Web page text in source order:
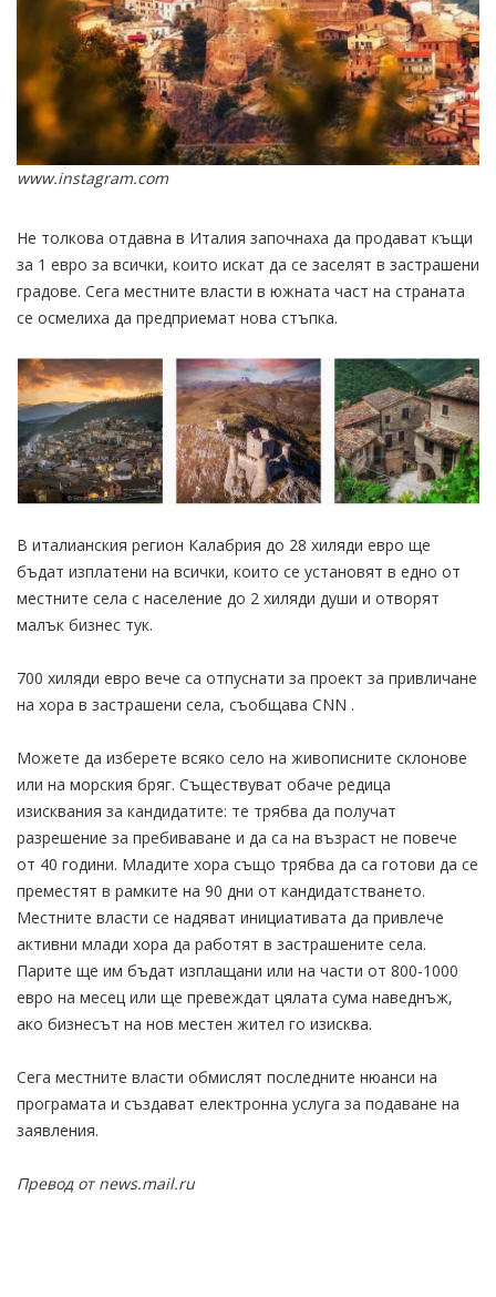
www.instagram.com
Не толкова отдавна в Италия започнаха да продават къщи
за 1 евро за всички, които искат да се заселят в застрашени
градове. Сега местните власти в южната част на страната
се осмелиха да предприемат нова стъпка.
В италианския регион Калабрия до 28 хиляди евро ще
бъдат изплатени на всички, които се установят в едно от
местните села с население до 2 хиляди души и отворят
малък бизнес тук.
700 хиляди евро вече са отпуснати за проект за привличане
на хора в застрашени села, съобщава CNN .
Можете да изберете всяко село на живописните склонове
или на морския бряг. Съществуват обаче редица
изисквания за кандидатите: те трябва да получат
разрешение за пребиваване и да са на възраст не повече
от 40 години. Младите хора също трябва да са готови да се
преместят в рамките на 90 дни от кандидатстването.
Местните власти се надяват инициативата да привлече
активни млади хора да работят в застрашените села.
Парите ще им бъдат изплащани или на части от 800-1000
евро на месец или ще превеждат цялата сума наведнъж,
ако бизнесът на нов местен жител го изисква.
Сега местните власти обмислят последните нюанси на
програмата и създават електронна услуга за подаване на
заявления.
Превод от news.mail.ru